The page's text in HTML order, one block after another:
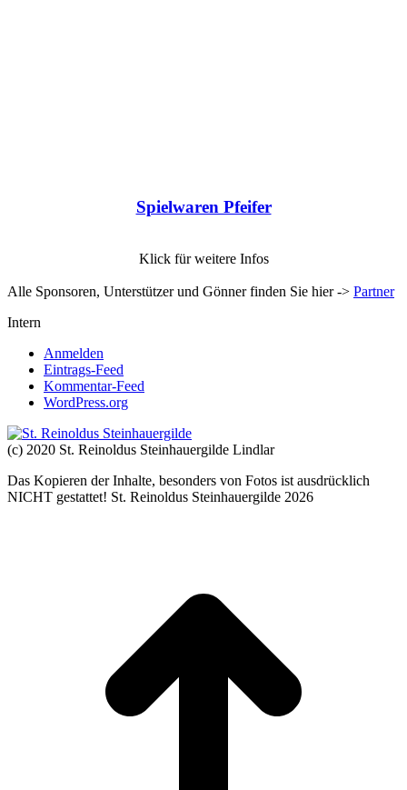
Spielwaren Pfeifer
Klick für weitere Infos
Alle Sponsoren, Unterstützer und Gönner finden Sie hier -> Partner
Intern
Anmelden
Eintrags-Feed
Kommentar-Feed
WordPress.org
(c) 2020 St. Reinoldus Steinhauergilde Lindlar
Das Kopieren der Inhalte, besonders von Fotos ist ausdrücklich
NICHT gestattet! St. Reinoldus Steinhauergilde 2026